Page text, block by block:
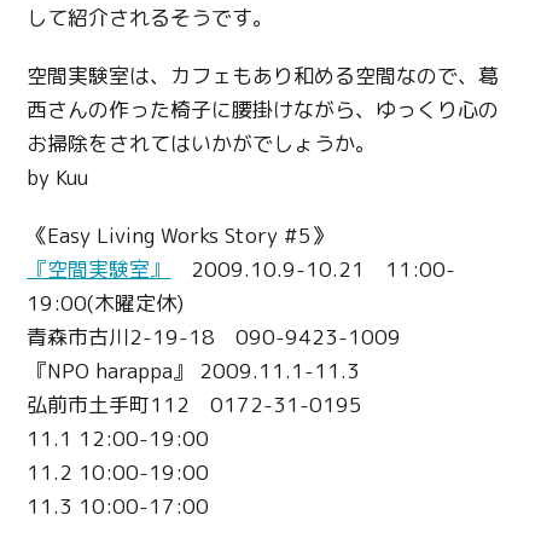
して紹介されるそうです。
空間実験室は、カフェもあり和める空間なので、葛
西さんの作った椅子に腰掛けながら、ゆっくり心の
お掃除をされてはいかがでしょうか。
by Kuu
《Easy Living Works Story #5》
『空間実験室』
2009.10.9-10.21 11:00-
19:00(木曜定休)
青森市古川2-19-18 090-9423-1009
『NPO harappa』 2009.11.1-11.3
弘前市土手町112 0172-31-0195
11.1 12:00-19:00
11.2 10:00-19:00
11.3 10:00-17:00